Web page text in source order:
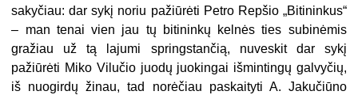
sakyčiau: dar sykį noriu pažiūrėti Petro Repšio „Bitininkus“
– man tenai vien jau tų bitininkų kelnės ties subinėmis
gražiau už tą lajumi springstančią, nuveskit dar sykį
pažiūrėti Miko Vilučio juodų juokingai išmintingų galvyčių,
iš nuogirdų žinau, tad norėčiau paskaityti A. Jakučiūno